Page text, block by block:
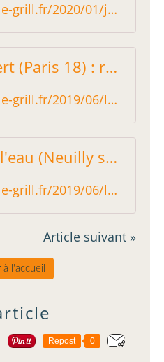
http://restos-sur-le-grill.fr/2020/01/jtepadi-paris-2-ne-pas-se-fier-au-nom.html
Le Perroquet vert (Paris 18) : régalante cuisine maison - Restos sur le Grill - Blog critique des restaurants de Paris indépendant !
http://restos-sur-le-grill.fr/2019/06/le-perroquet-vert-paris-18-regalante-cuisine-maison.html
Les Pieds dans l'eau (Neuilly sur Seine) : C'est un peu l'Amérique ! - Restos sur le Grill - Blog critique des restaurants de Paris indépendant !
http://restos-sur-le-grill.fr/2019/06/les-pieds-dans-l-eau-neuilly-sur-seine-c-est-un-peu-l-amerique.html
Article suivant »
à l'accueil
Repost 0